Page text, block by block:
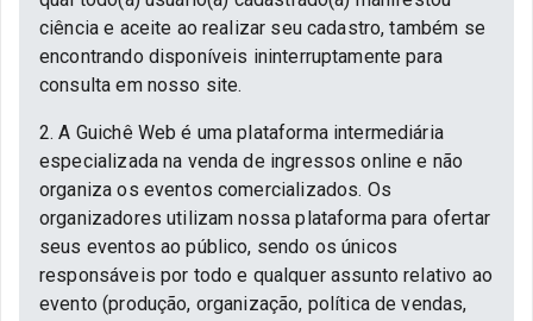
ciência e aceite ao realizar seu cadastro, também se
encontrando disponíveis ininterruptamente para
consulta em nosso site.
2. A Guichê Web é uma plataforma intermediária
especializada na venda de ingressos online e não
organiza os eventos comercializados. Os
organizadores utilizam nossa plataforma para ofertar
seus eventos ao público, sendo os únicos
responsáveis por todo e qualquer assunto relativo ao
evento (produção, organização, política de vendas,